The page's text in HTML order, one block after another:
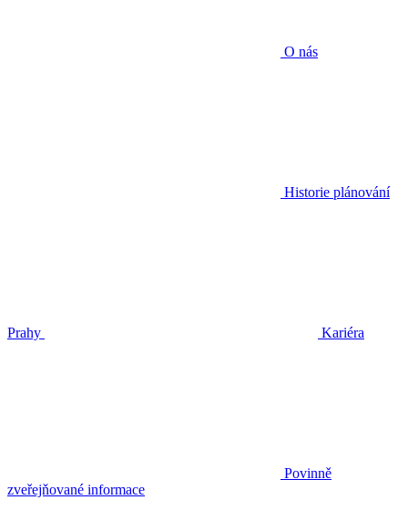
O nás
Historie plánování
Prahy Kariéra
Povinně
zveřejňované informace